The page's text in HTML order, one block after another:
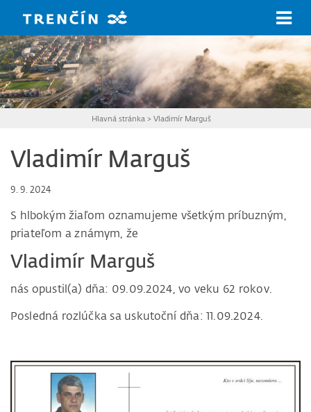
Hlavná stránka >Vladimír Marguš
Vladimír Marguš
9. 9. 2024
S hlbokým žiaľom oznamujeme všetkým príbuzným,
priateľom a známym, že
Vladimír Marguš
nás opustil(a) dňa: 09.09.2024, vo veku 62 rokov.
Posledná rozlúčka sa uskutoční dňa: 11.09.2024.